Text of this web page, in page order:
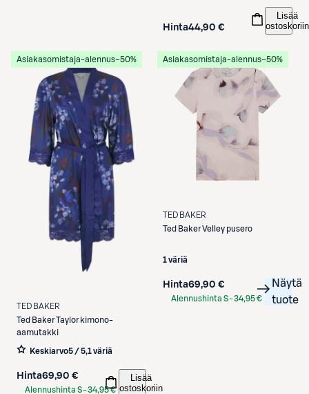
Hinta44,90 €
Lisää
ostoskoriin
Asiakasomistaja-alennus−50%
TED BAKER
Ted Baker Taylor kimono-
aamutakki
Keskiarvo5 / 5,1 väriä
Hinta69,90 €
Alennushinta S-34,95 €
Lisää
ostoskoriin
Asiakasomistaja-alennus−50%
TED BAKER
Ted BakerVelley pusero
1 väriä
Hinta69,90 €
Alennushinta S-34,95 €
Näytä
tuote